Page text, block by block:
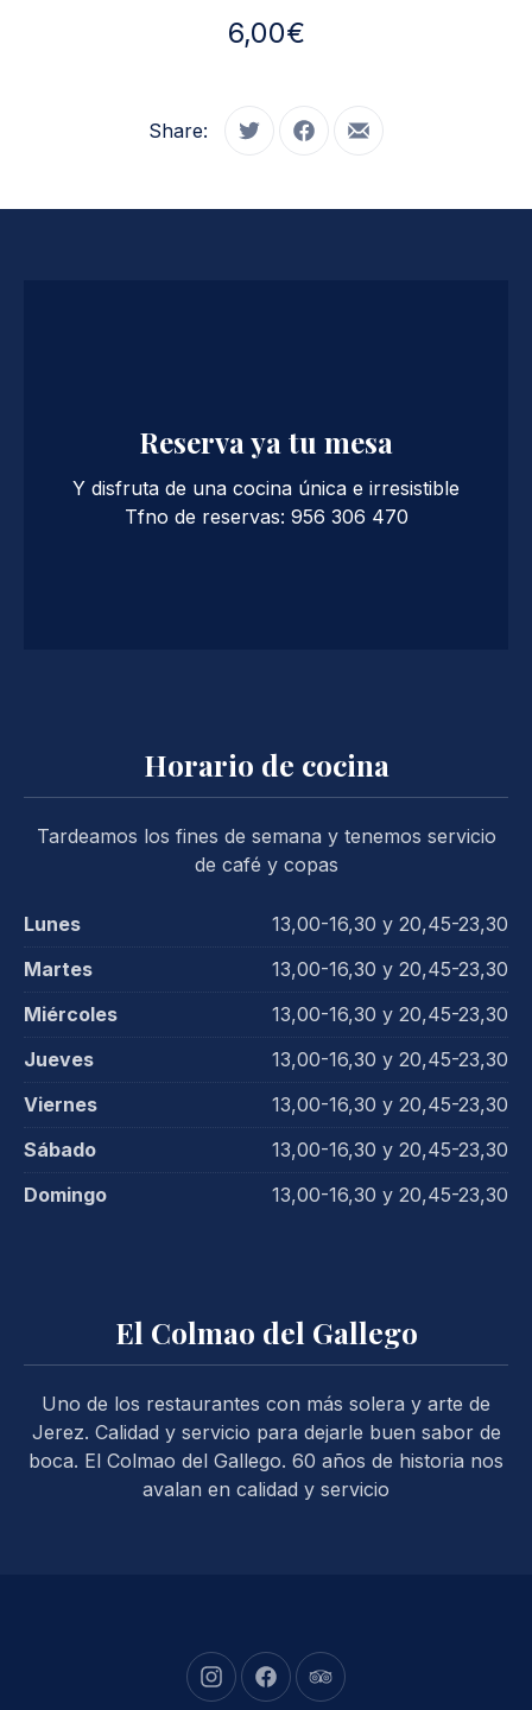
6,00€
Share: Tweet Share on Facebook
Share by Email
Reserva ya tu mesa
Y disfruta de una cocina única e irresistible
Tfno de reservas: 956 306 470
Horario de cocina
Tardeamos los fines de semana y tenemos servicio
de café y copas
Lunes
13,00-16,30 y 20,45-23,30
Martes
13,00-16,30 y 20,45-23,30
Miércoles
13,00-16,30 y 20,45-23,30
Jueves
13,00-16,30 y 20,45-23,30
Viernes
13,00-16,30 y 20,45-23,30
Sábado
13,00-16,30 y 20,45-23,30
Domingo
13,00-16,30 y 20,45-23,30
El Colmao del Gallego
Uno de los restaurantes con más solera y arte de
Jerez. Calidad y servicio para dejarle buen sabor de
boca. El Colmao del Gallego. 60 años de historia nos
avalan en calidad y servicio
New Window
New WindowNew Window